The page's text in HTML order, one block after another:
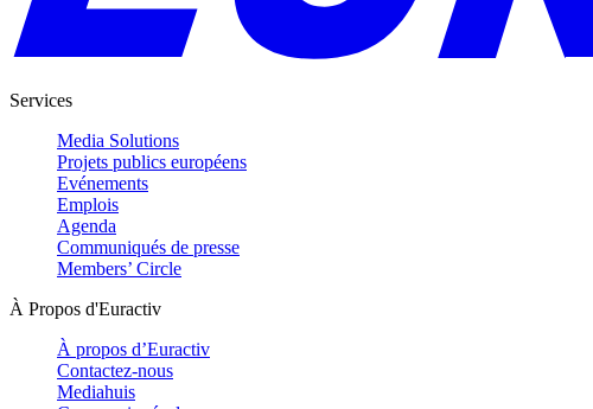
Services
Media Solutions
Projets publics européens
Evénements
Emplois
Agenda
Communiqués de presse
Members’ Circle
À Propos d'Euractiv
À propos d’Euractiv
Contactez-nous
Mediahuis